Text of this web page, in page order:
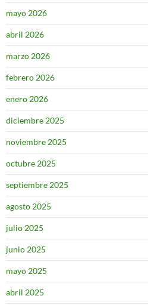
mayo 2026
abril 2026
marzo 2026
febrero 2026
enero 2026
diciembre 2025
noviembre 2025
octubre 2025
septiembre 2025
agosto 2025
julio 2025
junio 2025
mayo 2025
abril 2025